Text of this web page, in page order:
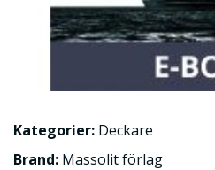
Kategorier: Deckare
Brand: Massolit förlag